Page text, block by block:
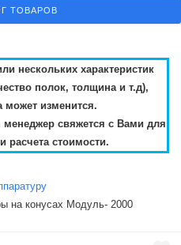
ТОВАРОВ
нескольких характеристик
полок, толщина и т.д),
может изменится.
свяжется с Вами для
расчета стоимости.
на конусах Модуль- 2000